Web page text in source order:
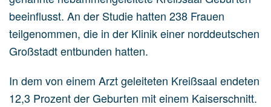
beeinflusst. An der Studie hatten 238 Frauen
teilgenommen, die in der Klinik einer norddeutschen
Großstadt entbunden hatten.
In dem von einem Arzt geleiteten Kreißsaal endeten
12,3 Prozent der Geburten mit einem Kaiserschnitt.